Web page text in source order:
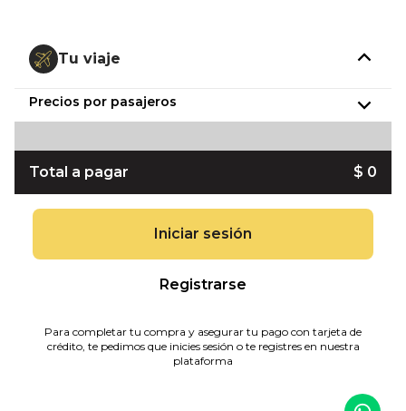
Tu viaje
Precios por pasajeros
Total a pagar $ 0
Iniciar sesión
Registrarse
Para completar tu compra y asegurar tu pago con tarjeta de
crédito, te pedimos que inicies sesión o te registres en nuestra
plataforma